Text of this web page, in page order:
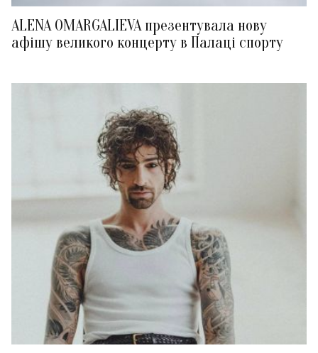
ALENA OMARGALIEVA презентувала нову
афішу великого концерту в Палаці спорту